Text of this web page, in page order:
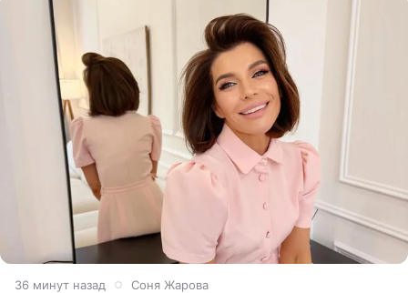
36 минут назад Соня Жарова